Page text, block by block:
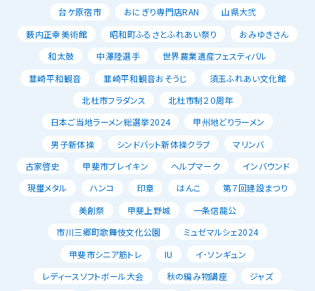
台ケ原宿市
おにぎり専門店RAN
山県大弐
薮内正幸美術館
昭和町ふるさとふれあい祭り
おみゆきさん
和太鼓
中澤陸選手
世界農業遺産フェスティバル
韮崎平和観音
韮崎平和観音おそうじ
須玉ふれあい文化館
北杜市フラダンス
北杜市制２０周年
日本ご当地ラーメン総選挙2024
甲州地どりラーメン
男子新体操
シンドバット新体操クラブ
マリンバ
古家啓史
甲斐市ブレイキン ヘルプマーク
インバウンド
現璽メタル
ハンコ 印章 はんこ
第７回建設まつり
美創祭
甲斐上野城
一条信龍公
市川三郷町歌舞伎文化公園
ミュゼマルシェ2024
甲斐市シニア筋トレ
IU
イ･ソンギュン
レディースソフトボール大会
秋の編み物講座
ジャズ